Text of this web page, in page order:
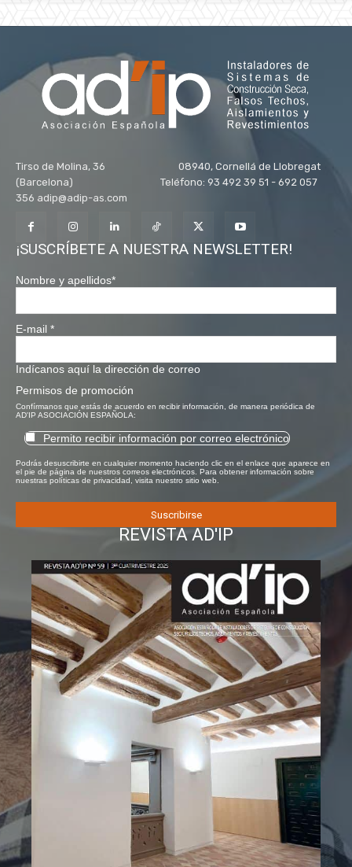
Tirso de Molina, 36 08940, Cornellá de Llobregat
(Barcelona) Teléfono: 93 492 39 51 - 692 057
356 adip@adip-as.com
¡SUSCRÍBETE A NUESTRA NEWSLETTER!
Nombre y apellidos*
E-mail *
Indícanos aquí la dirección de correo
Permisos de promoción
Confírmanos que estás de acuerdo en recibir información, de manera periódica de
AD'IP ASOCIACIÓN ESPAÑOLA:
Permito recibir información por correo electrónico
Podrás desuscribirte en cualquier momento haciendo clic en el enlace que aparece en
el pie de página de nuestros correos electrónicos. Para obtener información sobre
nuestras políticas de privacidad, visita nuestro sitio web.
REVISTA AD'IP